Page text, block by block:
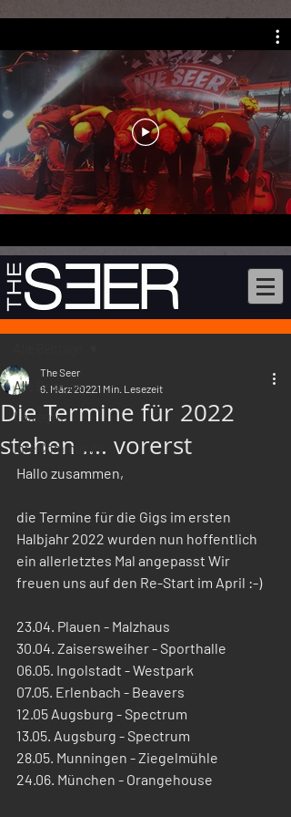
Beitrag
Alle Beiträge
Loslegen
Ihre Community
Die Termine für 2022
stehen .... vorerst
The Seer
6. März 20221 Min. Lesezeit
Hallo zusammen,
die Termine für die Gigs im ersten
Halbjahr 2022 wurden nun hoffentlich
ein allerletztes Mal angepasst Wir
freuen uns auf den Re-Start im April :-)
23.04. Plauen - Malzhaus
30.04. Zaisersweiher - Sporthalle
06.05. Ingolstadt - Westpark
07.05. Erlenbach - Beavers
12.05 Augsburg - Spectrum
13.05. Augsburg - Spectrum
28.05. Munningen - Ziegelmühle
24.06. München - Orangehouse